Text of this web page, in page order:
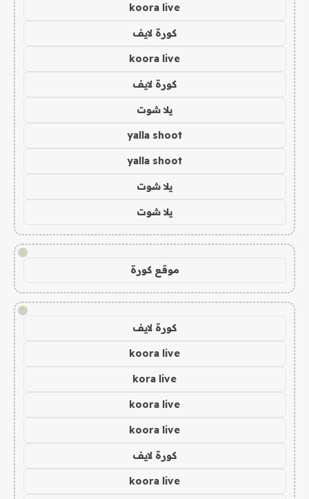
koora live
كورة لايف
koora live
كورة لايف
يلا شوت
yalla shoot
yalla shoot
يلا شوت
يلا شوت
!
موقع كورة
!
كورة لايف
koora live
kora live
koora live
koora live
كورة لايف
koora live